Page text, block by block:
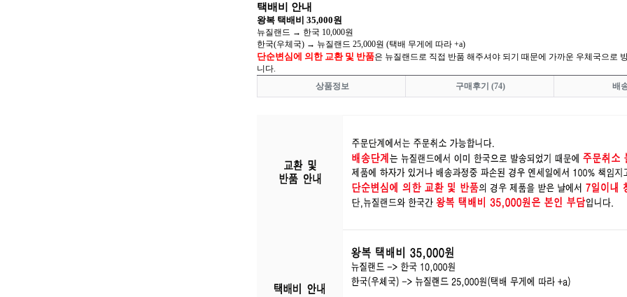
택배비 안내
왕복 택배비 35,000원
뉴질랜드 → 한국 10,000원
한국(우체국) → 뉴질랜드 25,000원 (택배 무게에 따라 +a)
단순변심에 의한 교환 및 반품은 뉴질랜드로 직접 반품 해주셔야 되기 때문에 가까운 우체국으로
니다.
상품정보
구매후기 (74) 배